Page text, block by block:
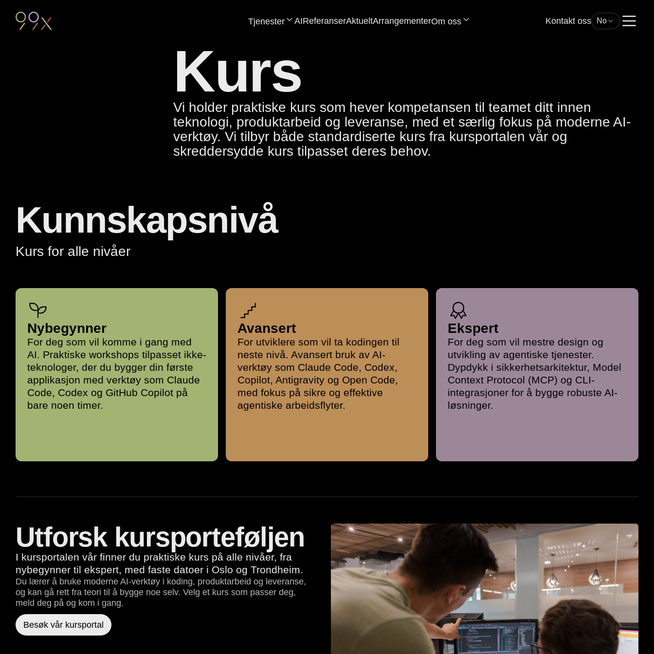
Tjenester AIReferanserAktueltArrangementerOm oss Kontakt oss No
Kurs
Vi holder praktiske kurs som hever kompetansen til teamet ditt innen
teknologi, produktarbeid og leveranse, med et særlig fokus på moderne AI-
verktøy. Vi tilbyr både standardiserte kurs fra kursportalen vår og
skreddersydde kurs tilpasset deres behov.
Kunnskapsnivå
Kurs for alle nivåer
Nybegynner
For deg som vil komme i gang med
AI. Praktiske workshops tilpasset ikke-
teknologer, der du bygger din første
applikasjon med verktøy som Claude
Code, Codex og GitHub Copilot på
bare noen timer.
Avansert
For utviklere som vil ta kodingen til
neste nivå. Avansert bruk av AI-
verktøy som Claude Code, Codex,
Copilot, Antigravity og Open Code,
med fokus på sikre og effektive
agentiske arbeidsflyter.
Ekspert
For deg som vil mestre design og
utvikling av agentiske tjenester.
Dypdykk i sikkerhetsarkitektur, Model
Context Protocol (MCP) og CLI-
integrasjoner for å bygge robuste AI-
løsninger.
Utforsk kursporteføljen
I kursportalen vår finner du praktiske kurs på alle nivåer, fra
nybegynner til ekspert, med faste datoer i Oslo og Trondheim.
Du lærer å bruke moderne AI-verktøy i koding, produktarbeid og leveranse,
og kan gå rett fra teori til å bygge noe selv. Velg et kurs som passer deg,
meld deg på og kom i gang.
Besøk vår kursportal